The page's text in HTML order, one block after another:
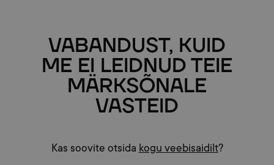
VABANDUST, KUID
ME EI LEIDNUD TEIE
MÄRKSÕNALE
VASTEID
Kas soovite otsida kogu veebisaidilt?